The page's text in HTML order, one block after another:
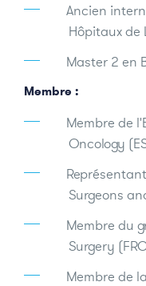
Ancien
Hôpitaux de
Master 2 en
Membre :
Membre de
Oncology
Surgeons
Membre du
Surgery
Membre de